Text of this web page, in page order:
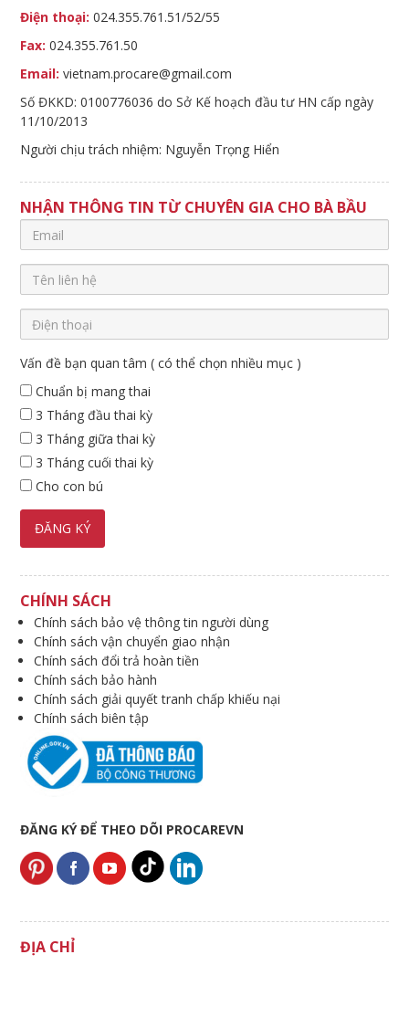
Điện thoại: 024.355.761.51/52/55
Fax: 024.355.761.50
Email: vietnam.procare@gmail.com
Số ĐKKD: 0100776036 do Sở Kế hoạch đầu tư HN cấp ngày
11/10/2013
Người chịu trách nhiệm: Nguyễn Trọng Hiển
NHẬN THÔNG TIN TỪ CHUYÊN GIA CHO BÀ BẦU
Vấn đề bạn quan tâm ( có thể chọn nhiều mục )
Chuẩn bị mang thai
3 Tháng đầu thai kỳ
3 Tháng giữa thai kỳ
3 Tháng cuối thai kỳ
Cho con bú
CHÍNH SÁCH
Chính sách bảo vệ thông tin người dùng
Chính sách vận chuyển giao nhận
Chính sách đổi trả hoàn tiền
Chính sách bảo hành
Chính sách giải quyết tranh chấp khiếu nại
Chính sách biên tập
ĐĂNG KÝ ĐỂ THEO DÕI PROCAREVN
ĐỊA CHỈ